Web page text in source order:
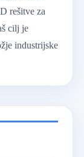
rešitve za
cilj je
industrijske